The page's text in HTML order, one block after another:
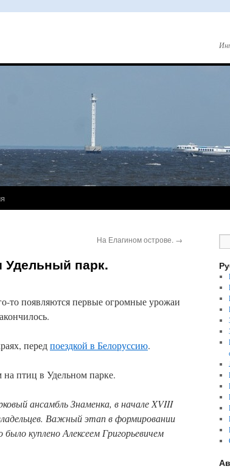
На Елагином острове. →
Удельный парк.
появляются первые огромные урожаи
передпоездкой в Белоруссию.
птиц в Удельном парке.
ансамбль Знаменка, в начале XVIII
Важный этап в формировании
было куплено Алексеем Григорьевичем